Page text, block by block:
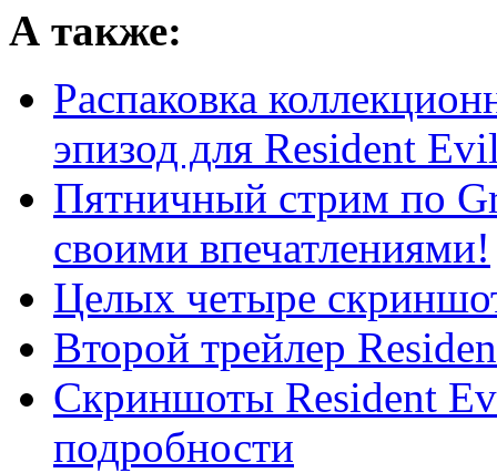
А также:
Распаковка
эпизод для Resident
Пятничный стрим по
своими впечатлениями!
Целых четыре
Второй трейлер
Скриншоты Resident
подробности